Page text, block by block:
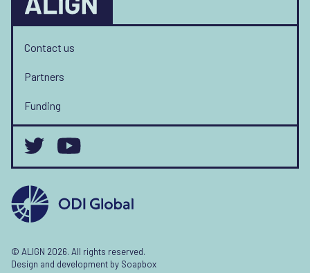
Contact us
Partners
Funding
© ALIGN 2026. All rights reserved.
Design and development by Soapbox